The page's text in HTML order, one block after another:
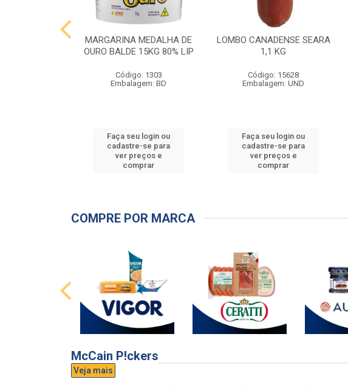
MARGARINA MEDALHA DE
OURO BALDE 15KG 80% LIP
Código: 1303
Embalagem: BD
Faça seu login ou
cadastre-se para
ver preços e
comprar
LOMBO CANADENSE SEARA
1,1 KG
Código: 15628
Embalagem: UND
Faça seu login ou
cadastre-se para
ver preços e
comprar
COMPRE POR MARCA
McCain P!ckers
Veja mais